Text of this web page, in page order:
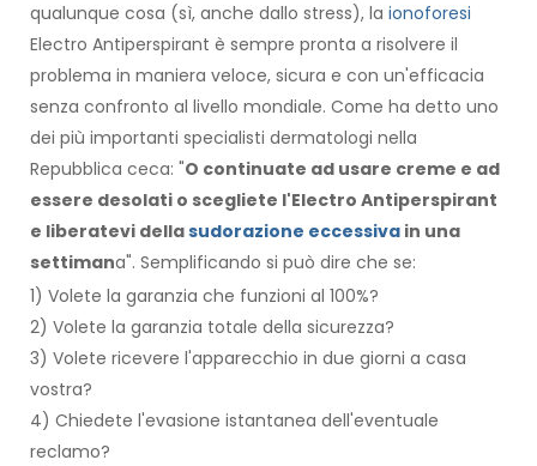
qualunque cosa (sì, anche dallo stress), la ionoforesi
Electro Antiperspirant è sempre pronta a risolvere il
problema in maniera veloce, sicura e con un'efficacia
senza confronto al livello mondiale. Come ha detto uno
dei più importanti specialisti dermatologi nella
Repubblica ceca: "O continuate ad usare creme e ad
essere desolati o scegliete l'Electro Antiperspirant
e liberatevi dellasudorazione eccessiva in una
settimana". Semplificando si può dire che se:
1) Volete la garanzia che funzioni al 100%?
2) Volete la garanzia totale della sicurezza?
3) Volete ricevere l'apparecchio in due giorni a casa
vostra?
4) Chiedete l'evasione istantanea dell'eventuale
reclamo?